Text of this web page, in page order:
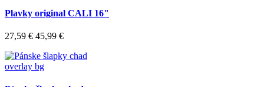
Plavky original CALI 16"
27,59 € 45,99 €
overlay bg